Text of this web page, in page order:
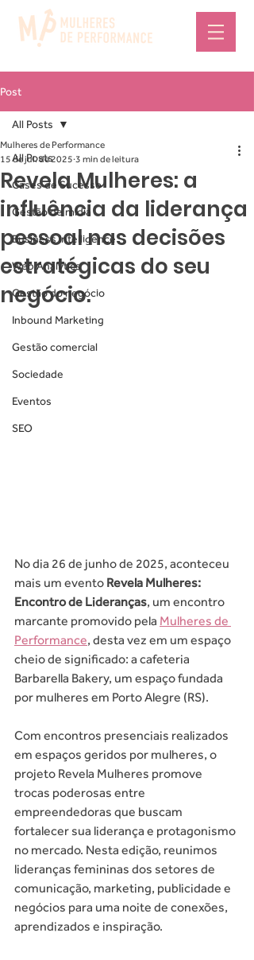
Post
All Posts
Cases de Sucesso
Gestão de mídia
Business Intelligence
Web Analytics
Gestão do negócio
Inbound Marketing
Gestão comercial
Sociedade
Eventos
SEO
All Posts
Revela Mulheres: a
influência da liderança
pessoal nas decisões
estratégicas do seu
negócio.
Mulheres de Performance
15 de jul. de 2025 3 min de leitura
No dia 26 de junho de 2025, aconteceu
mais um evento Revela Mulheres:
Encontro de Lideranças, um encontro
marcante promovido pela Mulheres de
Performance, desta vez em um espaço
cheio de significado: a cafeteria
Barbarella Bakery, um espaço fundada
por mulheres em Porto Alegre (RS).
Com encontros presenciais realizados
em espaços geridos por mulheres, o
projeto Revela Mulheres promove
trocas poderosas entre
empreendedoras que buscam
fortalecer sua liderança e protagonismo
no mercado. Nesta edição, reunimos
lideranças femininas dos setores de
comunicação, marketing, publicidade e
negócios para uma noite de conexões,
aprendizados e inspiração.